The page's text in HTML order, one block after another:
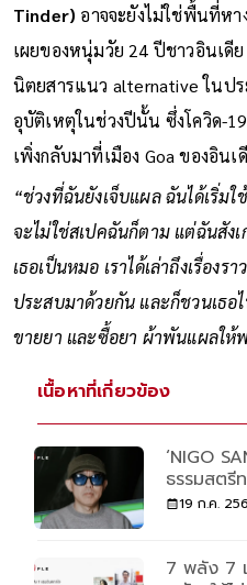
Tinder) อาจจะยังไม่ใช่พื้นที่หา
เผยของหนุ่มวัย 24 ปีชาวอินเดีย
นิตยสารแนว alternative ในป
อุบัติเหตุในช่วงปีนั้น ซึ่งโควิด-
เพิ่งกลับมาที่เมือง Goa ของอินเ
“ช่วงที่ฉันยังเจ็บแผล ฉันได้เริ่ม
จะไม่ใช่สเปคฉันก็ตาม แต่ฉันสั
เธอเป็นหมอ เราได้เล่าถึงเรื่อง
ประสบมาด้วยกัน และก็ชวนเธอ
ขายยา และซื้อยา ผ้าพันแผลให้พ
เนื้อหาที่เกี่ยวข้อง
‘NIGO
ธรรมสต
19 ก.ค.
7 พลัง 7